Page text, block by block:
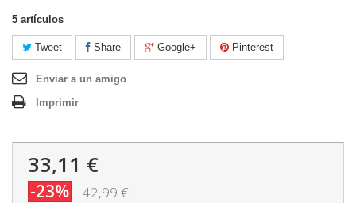
5 artículos
Tweet Share Google+ Pinterest
Enviar a un amigo
Imprimir
33,11 €
-23% 42,99 €